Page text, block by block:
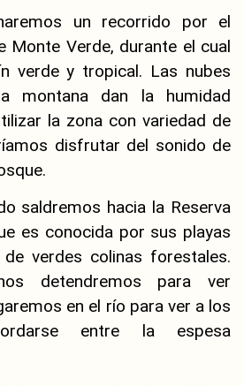
un recorrido por el
Monte Verde, durante el cual
verde y tropical. Las nubes
montana dan la humidad
la zona con variedad de
disfrutar del sonido de
saldremos hacia la Reserva
es conocida por sus playas
verdes colinas forestales.
detendremos para ver
en el río para ver a los
entre la espesa